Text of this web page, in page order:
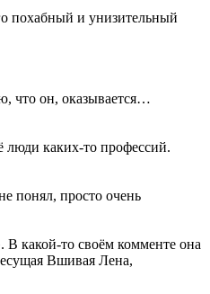
похабный и унизительный
что он, оказывается…
каких-то профессий.
понял, просто очень
В какой-то своём комменте она
Вшивая Лена,